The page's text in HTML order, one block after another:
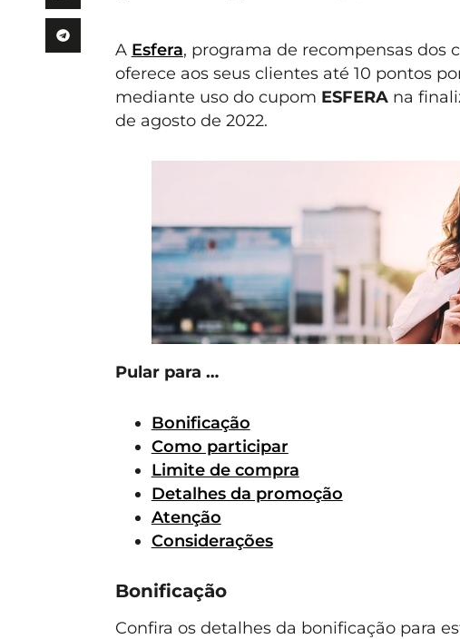
A Esfera, programa de recompensas dos
oferece aos seus clientes até 10 pontos
mediante uso do cupom ESFERAna
de agosto de 2022.
Pular para …
Bonificação
Como participar
Limite de compra
Detalhes da promoção
Atenção
Considerações
Bonificação
Confira os detalhes da bonificação para